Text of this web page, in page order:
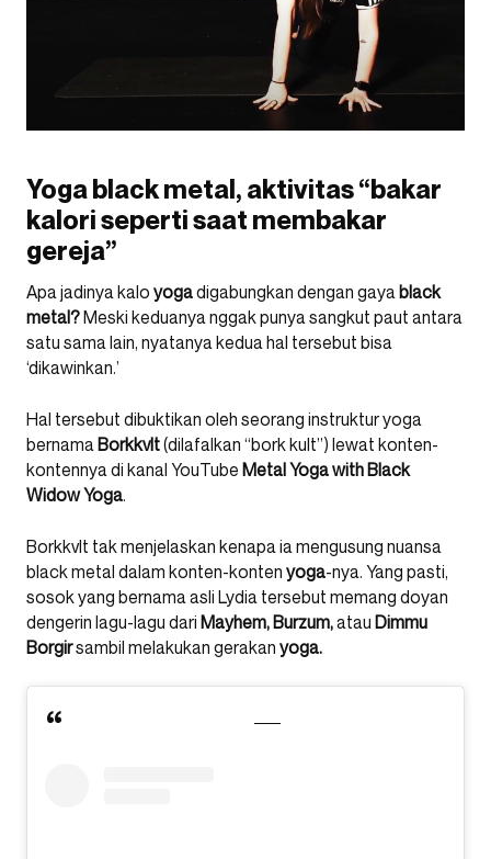
Yoga black metal, aktivitas “bakar
kalori seperti saat membakar
gereja”
Apa jadinya kalo yogadigabungkan dengan gaya black
metal?Meski keduanya nggak punya sangkut paut antara
satu sama lain, nyatanya kedua hal tersebut bisa
‘dikawinkan.’
Hal tersebut dibuktikan oleh seorang instruktur yoga
bernama Borkkvlt(dilafalkan “bork kult”) lewat konten-
kontennya di kanal YouTube Metal Yoga with Black
Widow Yoga.
Borkkvlt tak menjelaskan kenapa ia mengusung nuansa
black metal dalam konten-konten yoga-nya. Yang pasti,
sosok yang bernama asli Lydia tersebut memang doyan
dengerin lagu-lagu dari Mayhem, Burzum,atau Dimmu
Borgirsambil melakukan gerakan yoga.